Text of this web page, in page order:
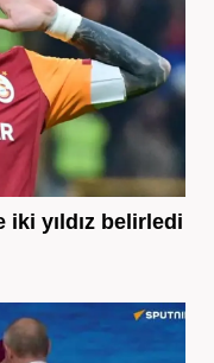
yıldız belirledi